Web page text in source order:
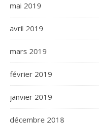
mai 2019
avril 2019
mars 2019
février 2019
janvier 2019
décembre 2018